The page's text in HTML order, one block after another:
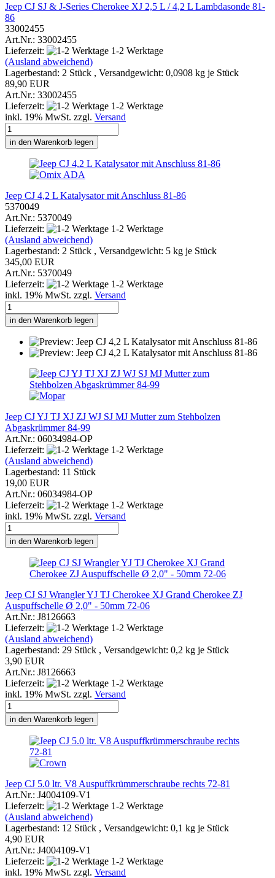
Jeep CJ SJ & J-Series Cherokee XJ 2,5 L / 4,2 L Lambdasonde 81-
86
33002455
Art.Nr.: 33002455
Lieferzeit:
1-2 Werktage
(Ausland abweichend)
Lagerbestand: 2 Stück , Versandgewicht: 0,0908 kg je Stück
89,90 EUR
Art.Nr.: 33002455
Lieferzeit:
1-2 Werktage
inkl. 19% MwSt. zzgl. Versand
in den Warenkorb legen
Jeep CJ 4,2 L Katalysator mit Anschluss 81-86
5370049
Art.Nr.: 5370049
Lieferzeit:
1-2 Werktage
(Ausland abweichend)
Lagerbestand: 2 Stück , Versandgewicht: 5 kg je Stück
345,00 EUR
Art.Nr.: 5370049
Lieferzeit:
1-2 Werktage
inkl. 19% MwSt. zzgl. Versand
in den Warenkorb legen
Jeep CJ YJ TJ XJ ZJ WJ SJ MJ Mutter zum Stehbolzen
Abgaskrümmer 84-99
Art.Nr.: 06034984-OP
Lieferzeit:
1-2 Werktage
(Ausland abweichend)
Lagerbestand: 11 Stück
19,00 EUR
Art.Nr.: 06034984-OP
Lieferzeit:
1-2 Werktage
inkl. 19% MwSt. zzgl. Versand
in den Warenkorb legen
Jeep CJ SJ Wrangler YJ TJ Cherokee XJ Grand Cherokee ZJ
Auspuffschelle Ø 2,0" - 50mm 72-06
Art.Nr.: J8126663
Lieferzeit:
1-2 Werktage
(Ausland abweichend)
Lagerbestand: 29 Stück , Versandgewicht: 0,2 kg je Stück
3,90 EUR
Art.Nr.: J8126663
Lieferzeit:
1-2 Werktage
inkl. 19% MwSt. zzgl. Versand
in den Warenkorb legen
Jeep CJ 5.0 ltr. V8 Auspuffkrümmerschraube rechts 72-81
Art.Nr.: J4004109-V1
Lieferzeit:
1-2 Werktage
(Ausland abweichend)
Lagerbestand: 12 Stück , Versandgewicht: 0,1 kg je Stück
4,90 EUR
Art.Nr.: J4004109-V1
Lieferzeit:
1-2 Werktage
inkl. 19% MwSt. zzgl. Versand